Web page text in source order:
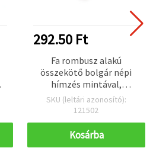
292.50 Ft
Fa rombusz alakú
összekötő bolgár népi
hímzés mintával,
25x22x1,8 mm, 2 mm-es
furat –
karkötőkhöz,
SKU (leltári azonosító):
121502
Kosárba